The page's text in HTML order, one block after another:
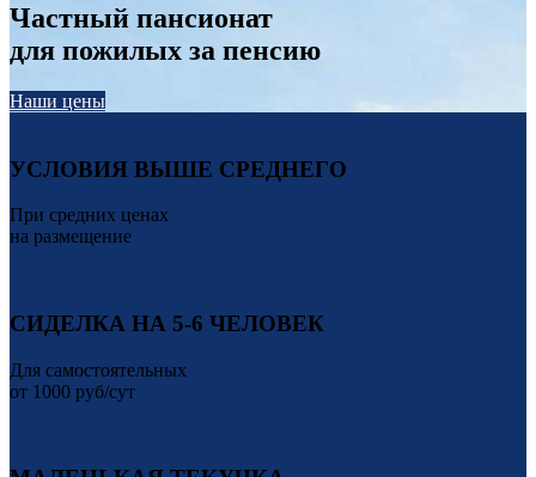
Частный пансионат
для пожилых за пенсию
Наши цены
УСЛОВИЯ ВЫШЕ СРЕДНЕГО
При средних ценах
на размещение
СИДЕЛКА НА 5-6 ЧЕЛОВЕК
Для самостоятельных
от 1000 руб/сут